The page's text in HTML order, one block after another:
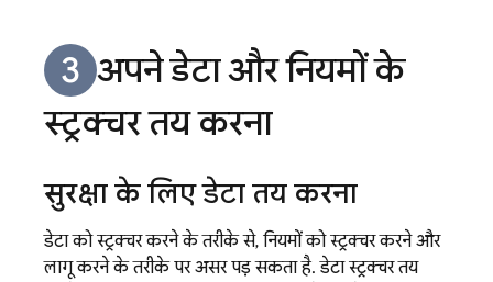
अपने डेटा और नियमों के
स्ट्रक्चर तय करना
सुरक्षा के लिए डेटा तय करना
डेटा को स्ट्रक्चर करने के तरीके से, नियमों को स्ट्रक्चर करने और
लागू करने के तरीके पर असर पड़ सकता है. डेटा स्ट्रक्चर तय